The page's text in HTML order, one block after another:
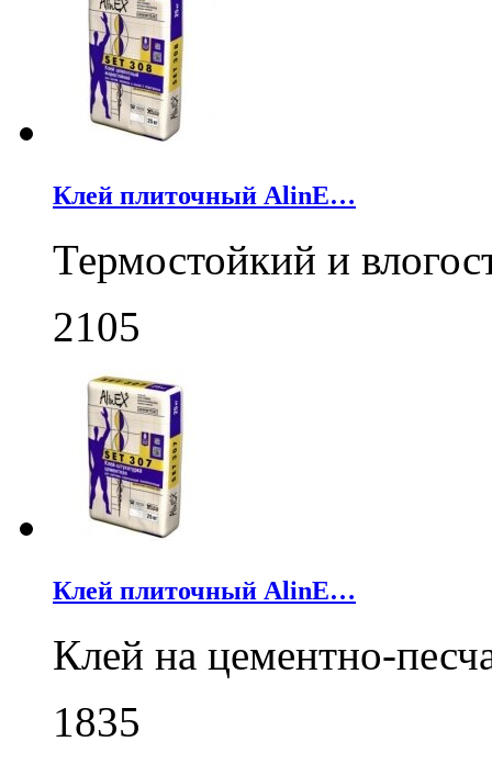
Клей плиточный AlinE…
Термостойкий и
2105
Клей плиточный AlinE…
Клей на цементно-
1835